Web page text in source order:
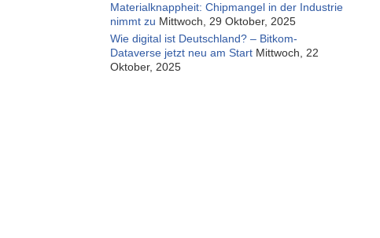
Materialknappheit: Chipmangel in der Industrie
nimmt zu Mittwoch, 29 Oktober, 2025
Wie digital ist Deutschland? – Bitkom-
Dataverse jetzt neu am Start Mittwoch, 22
Oktober, 2025